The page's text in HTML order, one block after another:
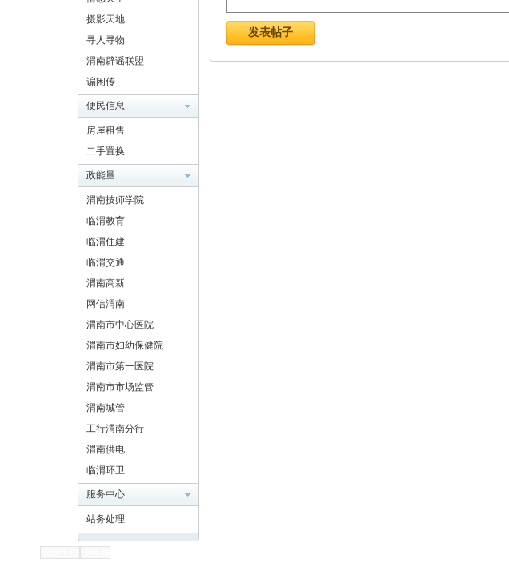
网
摄影天地
寻人寻物
渭南辟谣联盟
谝闲传
便民信息
房屋租售
二手置换
政能量
渭南技师学院
临渭教育
临渭住建
临渭交通
渭南高新
网信渭南
渭南市中心医院
渭南市妇幼保健院
渭南市第一医院
渭南市市场监管
渭南城管
工行渭南分行
渭南供电
临渭环卫
服务中心
站务处理
发表帖子